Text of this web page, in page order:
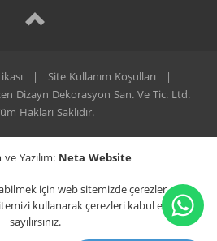
| Site Kullanım Koşulları
|
Dizayn Dekorasyon San. Ve Tic. Ltd.
Hakları Saklıdır.
Yazılım: Neta Website
için web sitemizde çerezler
kullanarak çerezleri kabul etmiş
sayılırsınız.